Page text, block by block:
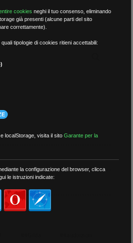
cookies neghi il tuo consenso, eliminando
già presenti (alcune parti del sito
correttamente).
tipologie di cookies ritieni accettabili:
localStorage, visita il sitoGarante per la
la configurazione del browser, clicca
le istruzioni indicate: